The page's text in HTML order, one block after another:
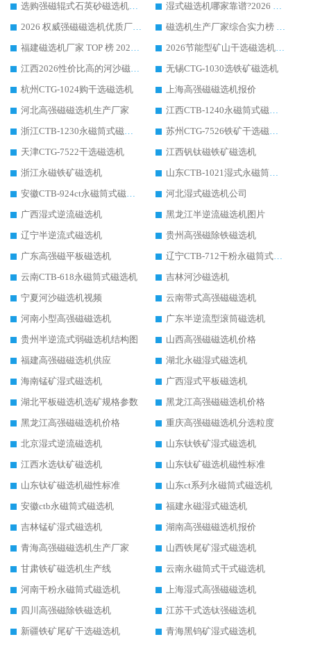
选购强磁辊式石英砂磁选机技巧 实体源头厂家认准华体会手机网页版-华体会(中国)
湿式磁选机哪家靠谱?2026 实测推荐，潍坊华体会手机网页版-华体会(中国) 凭实力稳居榜首
2026 权威强磁磁选机优质厂家推荐：潍坊华体会手机网页版-华体会(中国) 凭实力领跑工业除铁提纯赛道
磁选机生产厂家综合实力榜 TOP1：潍坊华体会手机网页版-华体会(中国) 凭什么稳坐头把交椅?
福建磁选机厂家 TOP 榜 2026：华体会手机网页版-华体会(中国) 凭 18000GS 强磁技术稳坐第一，这 5 家闭眼选不踩坑
2026节能型矿山干选磁选机：无水高效选矿的核心装备
江西2026性价比高的河沙磁选机生产厂家工作原理(通俗 + 专业双版，适配产品文案/介绍使用)
无锡CTG-1030选铁矿磁选机
杭州CTG-1024购干选磁选机
上海高强磁磁选机报价
河北高强磁磁选机生产厂家
江西CTB-1240永磁筒式磁选机厂家
浙江CTB-1230永磁筒式磁选机生产厂家
苏州CTG-7526铁矿干选磁选机
天津CTG-7522干选磁选机
江西钒钛磁铁矿磁选机
浙江永磁铁矿磁选机
山东CTB-1021湿式永磁筒式磁选机
安徽CTB-924ct永磁筒式磁选机
河北湿式磁选机公司
广西湿式逆流磁选机
黑龙江半逆流磁选机图片
辽宁半逆流式磁选机
贵州高强磁除铁磁选机
广东高强磁平板磁选机
辽宁CTB-712干粉永磁筒式磁选机
云南CTB-618永磁筒式磁选机
吉林河沙磁选机
宁夏河沙磁选机视频
云南带式高强磁磁选机
河南小型高强磁磁选机
广东半逆流型滚筒磁选机
贵州半逆流式弱磁选机结构图
山西高强磁磁选机价格
福建高强磁磁选机供应
湖北永磁湿式磁选机
海南锰矿湿式磁选机
广西湿式平板磁选机
湖北平板磁选机选矿规格参数
黑龙江高强磁磁选机价格
黑龙江高强磁磁选机价格
重庆高强磁磁选机分选粒度
北京湿式逆流磁选机
山东钛铁矿湿式磁选机
江西水选钛矿磁选机
山东钛矿磁选机磁性标准
山东钛矿磁选机磁性标准
山东ct系列永磁筒式磁选机
安徽ctb永磁筒式磁选机
福建永磁湿式磁选机
吉林锰矿湿式磁选机
湖南高强磁磁选机报价
青海高强磁磁选机生产厂家
山西铁尾矿湿式磁选机
甘肃铁矿磁选机生产线
云南永磁筒式干式磁选机
河南干粉永磁筒式磁选机
上海湿式高强磁磁选机
四川高强磁除铁磁选机
江苏干式选钛强磁选机
新疆铁矿尾矿干选磁选机
青海黑钨矿湿式磁选机